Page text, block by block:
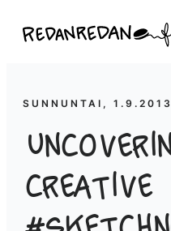
suoraan
Linda Saukko-Rauta, Redanredan Oy
piirrosvideoita
SUNNUNTAI, 1.9.2013
creative